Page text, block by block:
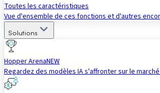
Toutes les caractéristiques
Vue d'ensemble de ces fonctions et d'autres
Solutions
Hopper ArenaNEW
Regardez des modèles IA s'affronter sur le